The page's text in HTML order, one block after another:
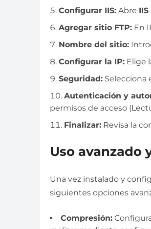
Configurar IIS: Abre
Agregar sitio FTP: En
Nombre del sitio:
Configurar la IP: Elige
Seguridad: Selecciona
Autenticación y
permisos de acceso
Finalizar: Revisa la
Uso avanzado
Una vez instalado y
siguientes opciones
Compresión: